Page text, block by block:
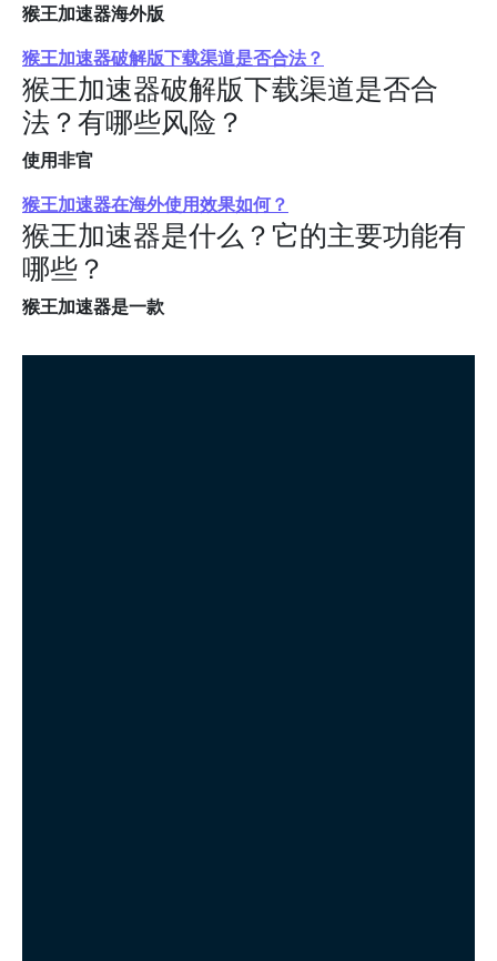
猴王加速器海外版
猴王加速器破解版下载渠道是否合法？
猴王加速器破解版下载渠道是否合
法？有哪些风险？
使用非官
猴王加速器在海外使用效果如何？
猴王加速器是什么？它的主要功能有
哪些？
猴王加速器是一款